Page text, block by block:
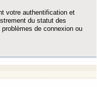
votre authentification et
du statut des
de connexion ou